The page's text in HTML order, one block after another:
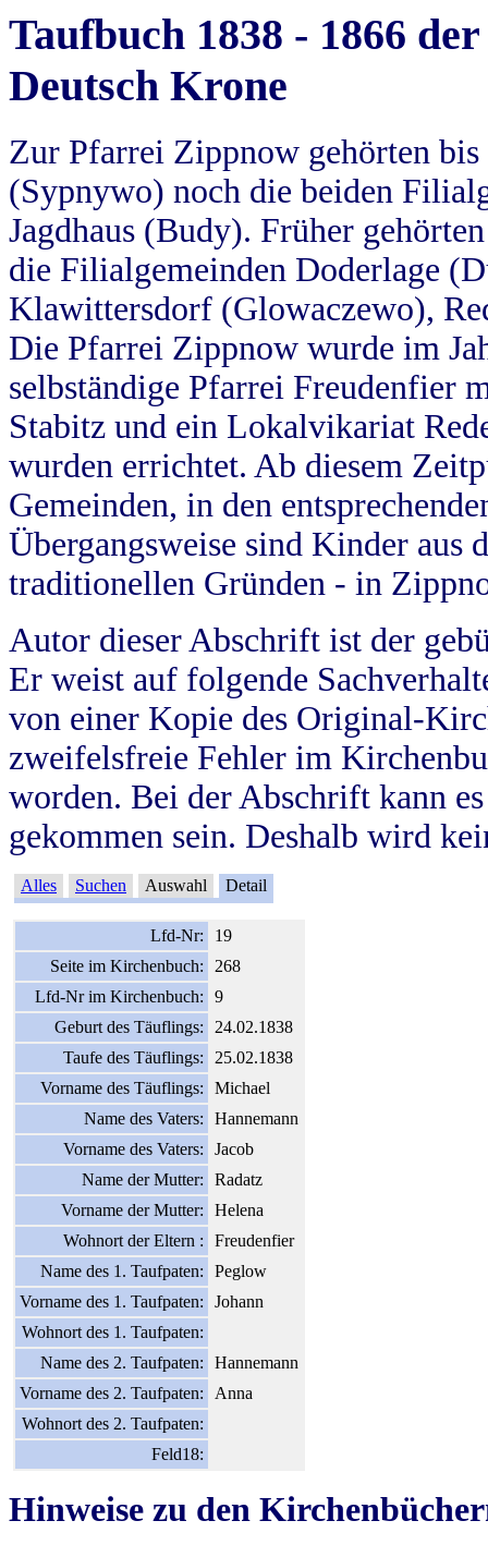
Taufbuch 1838 - 1866
Deutsch Krone
Zur Pfarrei Zippnow gehörten
(Sypnywo) noch die beiden
Jagdhaus (Budy). Früher
die Filialgemeinden Doderlage
Klawittersdorf (Glowaczewo),
Die Pfarrei Zippnow wurde im
selbständige Pfarrei Freudenfier
Stabitz und ein Lokalvikariat
wurden errichtet. Ab diesem
Gemeinden, in den
Übergangsweise sind Kinder aus
traditionellen Gründen - in
Autor dieser Abschrift ist der
Er weist auf folgende
von einer Kopie des Original-
zweifelsfreie Fehler im
worden. Bei der Abschrift kann
gekommen sein. Deshalb wird
Alles Suchen Auswahl Detail
Lfd-Nr:
19
Seite im Kirchenbuch:
268
Lfd-Nr im Kirchenbuch:
9
Geburt des Täuflings:
24.02.1838
Taufe des Täuflings:
25.02.1838
Vorname des Täuflings:
Michael
Name des Vaters:
Hannemann
Vorname des Vaters:
Jacob
Name der Mutter:
Radatz
Vorname der Mutter:
Helena
Wohnort der Eltern :
Freudenfier
Name des 1. Taufpaten:
Peglow
Vorname des 1. Taufpaten:
Johann
Wohnort des 1. Taufpaten:
Name des 2. Taufpaten:
Hannemann
Vorname des 2. Taufpaten:
Anna
Wohnort des 2. Taufpaten:
Feld18:
Hinweise zu den